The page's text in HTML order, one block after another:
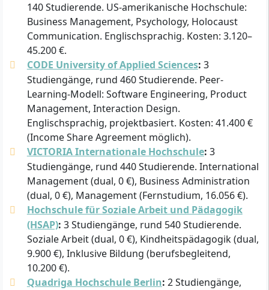
140 Studierende. US-amerikanische Hochschule:
Business Management, Psychology, Holocaust
Communication. Englischsprachig. Kosten: 3.120–
45.200 €.
CODE University of Applied Sciences: 3
Studiengänge, rund 460 Studierende. Peer-
Learning-Modell: Software Engineering, Product
Management, Interaction Design.
Englischsprachig, projektbasiert. Kosten: 41.400 €
(Income Share Agreement möglich).
VICTORIA Internationale Hochschule: 3
Studiengänge, rund 440 Studierende. International
Management (dual, 0 €), Business Administration
(dual, 0 €), Management (Fernstudium, 16.056 €).
Hochschule für Soziale Arbeit und Pädagogik
(HSAP): 3 Studiengänge, rund 540 Studierende.
Soziale Arbeit (dual, 0 €), Kindheitspädagogik (dual,
9.900 €), Inklusive Bildung (berufsbegleitend,
10.200 €).
Quadriga Hochschule Berlin: 2 Studiengänge,